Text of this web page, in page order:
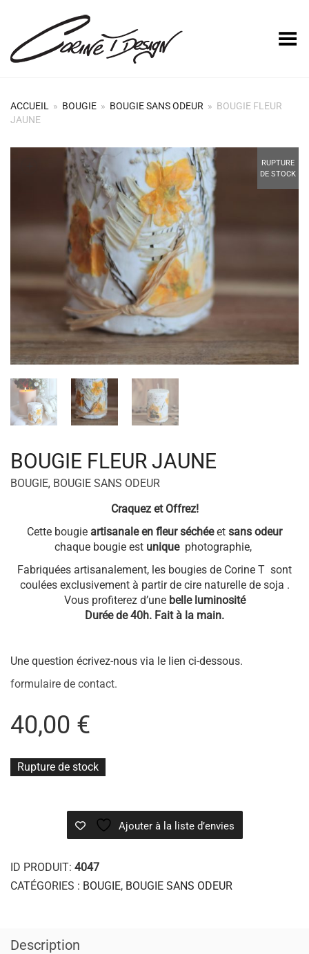
Basculer le menu
ACCUEIL » BOUGIE » BOUGIE SANS ODEUR » BOUGIE FLEUR
JAUNE
RUPTURE
DE STOCK
BOUGIE FLEUR JAUNE
BOUGIE, BOUGIE SANS ODEUR
Craquez et Offrez!
Cette bougie artisanale en fleurséchéeet sans odeur
chaque bougie est uniquephotographie,
Fabriquées artisanalement, les bougies de Corine T sont
coulées exclusivement à partir de cire naturelle de soja .
Vous profiterez d’une belle luminosité
Durée de 40h. Fait à la main.
Une question écrivez-nous via le lien ci-dessous.
formulaire de contact.
40,00 €
Rupture de stock
Ajouter à la liste d’envies
ID PRODUIT: 4047
CATÉGORIES : BOUGIE, BOUGIE SANS ODEUR
Description